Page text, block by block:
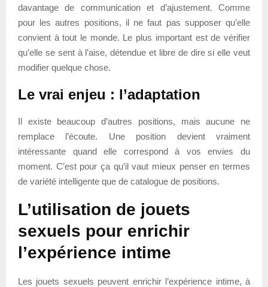
davantage de communication et d’ajustement. Comme
pour les autres positions, il ne faut pas supposer qu’elle
convient à tout le monde. Le plus important est de vérifier
qu’elle se sent à l’aise, détendue et libre de dire si elle veut
modifier quelque chose.
Le vrai enjeu : l’adaptation
Il existe beaucoup d’autres positions, mais aucune ne
remplace l’écoute. Une position devient vraiment
intéressante quand elle correspond à vos envies du
moment. C’est pour ça qu’il vaut mieux penser en termes
de variété intelligente que de catalogue de positions.
L’utilisation de jouets
sexuels pour enrichir
l’expérience intime
Les jouets sexuels peuvent enrichir l’expérience intime, à